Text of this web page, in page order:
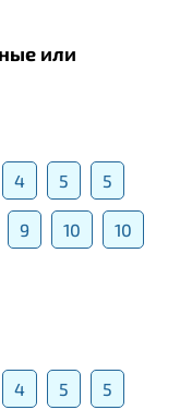
или
4 5 5
9 10 10
4 5 5